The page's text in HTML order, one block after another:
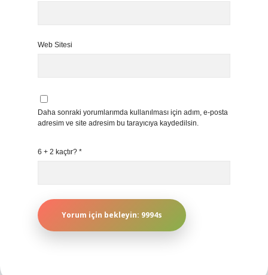
Web Sitesi
Daha sonraki yorumlarımda kullanılması için adım, e-posta
adresim ve site adresim bu tarayıcıya kaydedilsin.
6 + 2 kaçtır? *